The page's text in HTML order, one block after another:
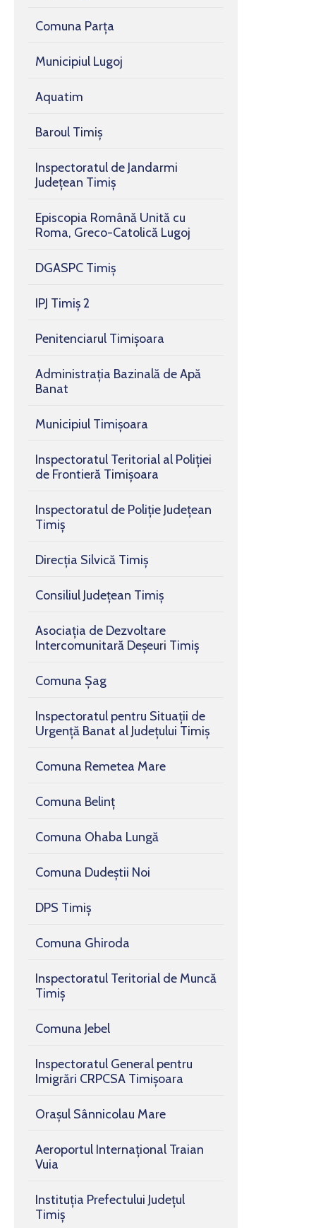
Comuna Parța
Municipiul Lugoj
Aquatim
Baroul Timiș
Inspectoratul de Jandarmi
Județean Timiș
Episcopia Română Unită cu
Roma, Greco-Catolică Lugoj
DGASPC Timiș
IPJ Timiș 2
Penitenciarul Timișoara
Administrația Bazinală de Apă
Banat
Municipiul Timișoara
Inspectoratul Teritorial al Poliției
de Frontieră Timișoara
Inspectoratul de Poliţie Judeţean
Timiş
Direcția Silvică Timiș
Consiliul Județean Timiș
Asociaţia de Dezvoltare
Intercomunitară Deşeuri Timiş
Comuna Șag
Inspectoratul pentru Situații de
Urgență Banat al Județului Timiș
Comuna Remetea Mare
Comuna Belinț
Comuna Ohaba Lungă
Comuna Dudeștii Noi
DPS Timiș
Comuna Ghiroda
Inspectoratul Teritorial de Muncă
Timiș
Comuna Jebel
Inspectoratul General pentru
Imigrări CRPCSA Timișoara
Orașul Sânnicolau Mare
Aeroportul Internațional Traian
Vuia
Instituția Prefectului Județul
Timiș